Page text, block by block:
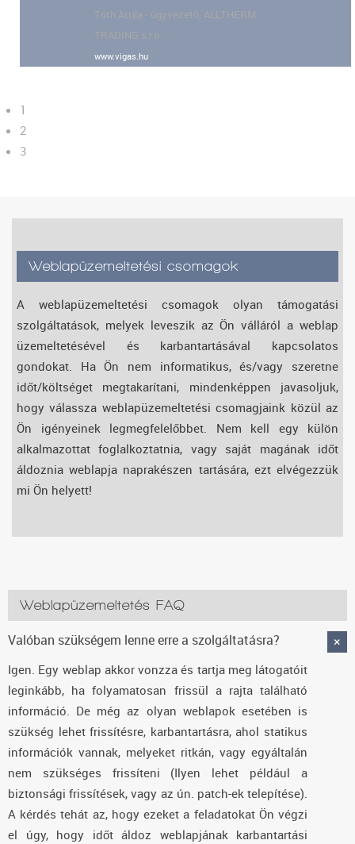
Tóth Attila - ügyvezető, ALLTHERM
TRADING s.r.o.
www.vigas.hu
1
2
3
Weblapüzemeltetési csomagok
A weblapüzemeltetési csomagok olyan támogatási
szolgáltatások, melyek leveszik az Ön válláról a weblap
üzemeltetésével és karbantartásával kapcsolatos
gondokat. Ha Ön nem informatikus, és/vagy szeretne
időt/költséget megtakarítani, mindenképpen javasoljuk,
hogy válassza weblapüzemeltetési csomagjaink közül az
Ön igényeinek legmegfelelőbbet. Nem kell egy külön
alkalmazottat foglalkoztatnia, vagy saját magának időt
áldoznia weblapja naprakészen tartására, ezt elvégezzük
mi Ön helyett!
Weblapüzemeltetés FAQ
Valóban szükségem lenne erre a szolgáltatásra?
Igen. Egy weblap akkor vonzza és tartja meg látogatóit
leginkább, ha folyamatosan frissül a rajta található
információ. De még az olyan weblapok esetében is
szükség lehet frissítésre, karbantartásra, ahol statikus
információk vannak, melyeket ritkán, vagy egyáltalán
nem szükséges frissíteni (Ilyen lehet például a
biztonsági frissítések, vagy az ún. patch-ek telepítése).
A kérdés tehát az, hogy ezeket a feladatokat Ön végzi
el úgy, hogy időt áldoz weblapjának karbantartási